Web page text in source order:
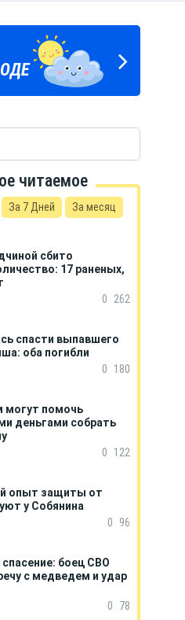
ДЕНЬ
читаемое
За 7 Дней За месяц
сбито
17 раненых,
0
262
спасти выпавшего
оба погибли
0
180
могут помочь
деньгами собрать
0
122
опыт защиты от
у Собянина
0
96
боец СВО
с медведем и удар
0 78